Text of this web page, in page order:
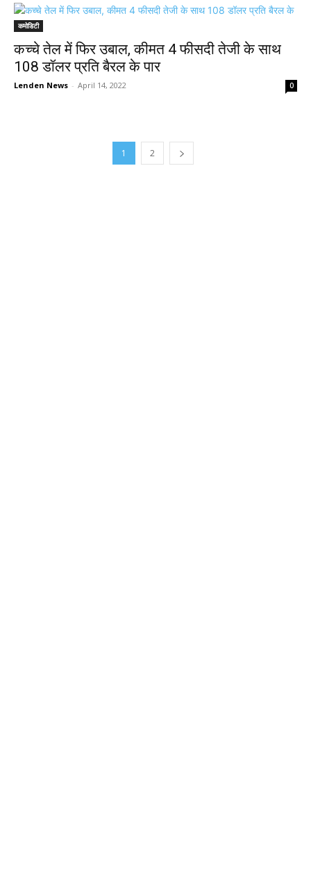
कमोडिटी
कच्चे तेल में फिर उबाल, कीमत 4 फीसदी तेजी के साथ
108 डॉलर प्रति बैरल के पार
Lenden News - April 14, 2022 0
1 2